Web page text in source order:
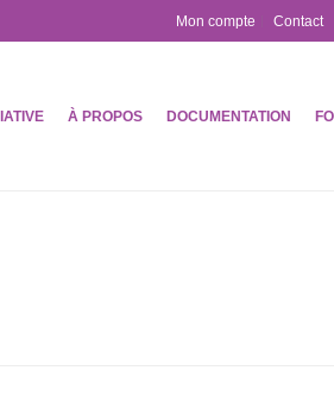
Mon compte Contact
À PROPOS DOCUMENTATION